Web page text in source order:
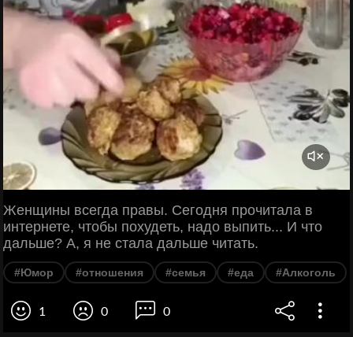
Женщины всегда правы. Сегодня прочитала в
интернете, чтобы похудеть, надо выпить... И что
дальше? А, я не стала дальше читать.
#Юмор #отношения #семья #еда #Алкоголь
1 0 0